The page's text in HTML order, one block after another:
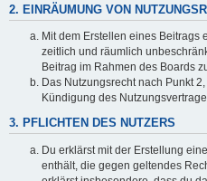
2. EINRÄUMUNG VON
Mit dem Erstellen eines Beitrags
zeitlich und räumlich
Beitrag im Rahmen des Boards
Das Nutzungsrecht nach Punkt
Kündigung des
3. PFLICHTEN DES NUTZERS
Du erklärst mit der Erstellung
enthält, die gegen geltendes